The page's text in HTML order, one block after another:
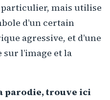
particulier, mais utilise
d’un certain
agressive, et d’une
l’image et la
parodie, trouve ici